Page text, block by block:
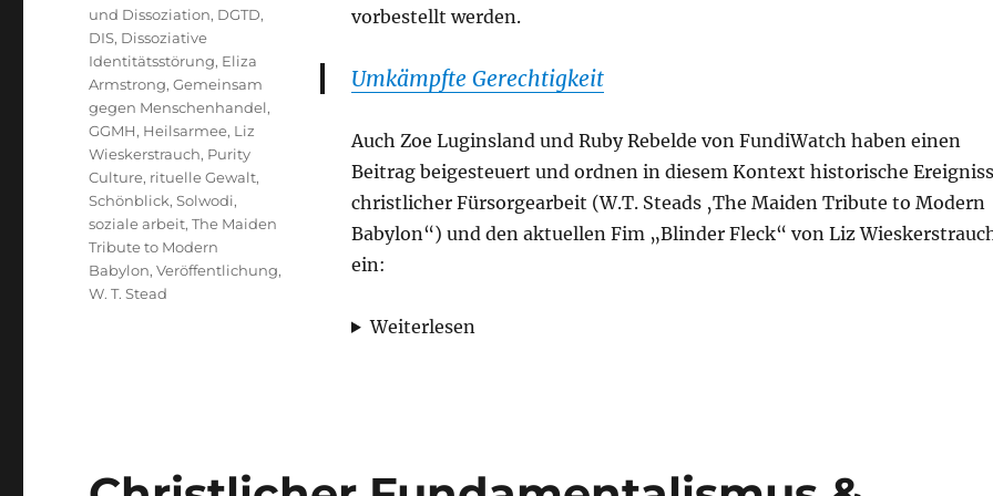
vorbestellt werden.
Umkämpfte Gerechtigkeit
Auch Zoe Luginsland und Ruby Rebelde von FundiWatch haben einen
Beitrag beigesteuert und ordnen in diesem Kontext historische
christlicher Fürsorgearbeit (W.T. Steads ‚The Maiden Tribute to Modern
Babylon“) und den aktuellen Fim „Blinder Fleck“ von Liz
ein:
Weiterlesen
und Dissoziation, DGTD,
DIS, Dissoziative
Identitätsstörung, Eliza
Armstrong,Gemeinsam
gegen Menschenhandel,
GGMH, Heilsarmee, Liz
Wieskerstrauch, Purity
Culture, rituelle Gewalt,
Schönblick,Solwodi,
soziale arbeit,The Maiden
Tribute to Modern
Babylon,Veröffentlichung,
W. T. Stead